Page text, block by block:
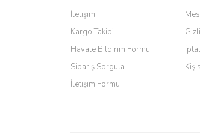
İletişim
Kargo Takibi
Havale Bildirim Formu
Sipariş Sorgula
İletişim Formu